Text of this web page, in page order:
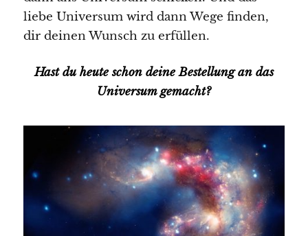
liebe Universum wird dann Wege finden,
dir deinen Wunsch zu erfüllen.
Hast du heute schon deine Bestellung an das
Universum gemacht?